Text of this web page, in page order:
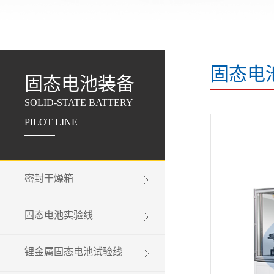
固态电池装备
SOLID-STATE BATTERY
PILOT LINE
密封干燥箱
固态电池实验线
锂金属固态电池试验线
固态电